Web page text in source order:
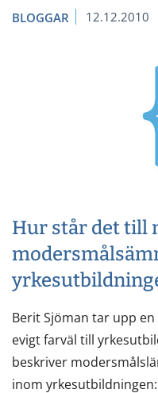
BLOGGAR 12.12.2010
Hur står det till
Berit Sjöman tar upp
evigt farväl till
beskriver
inom yrkesutbildningen: